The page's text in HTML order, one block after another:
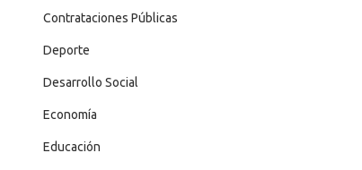
Contrataciones Públicas
Deporte
Desarrollo Social
Economía
Educación